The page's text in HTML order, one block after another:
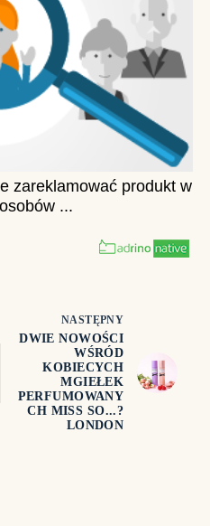
NASTĘPNY
DWIE NOWOŚCI
WŚRÓD
KOBIECYCH
MGIEŁEK
PERFUMOWANY
CH MISS SO...?
LONDON